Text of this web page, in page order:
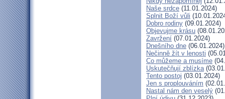
Naše srdce (11.01.2024)
Splnit Boží vůli
Dobro rodiny (09.01.2024)
Objevujme krásu
Zavržení (07.01.2024)
Dnešního dne (06.01.2024)
Nečinně žít v lenosti
Co můžeme a musíme
Uskutečňují zblízka
Tento postoj (03.01.2024)
Jen s proplouváním
Nastal nám den veselý